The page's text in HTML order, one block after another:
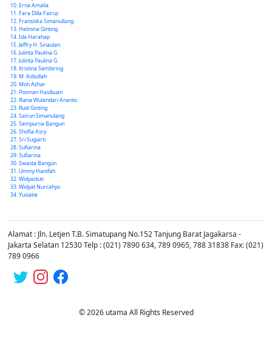
Erna Amalia
Fara Dilla Fairuz
Fransiska Simanullang
Helmina Ginting
Ida Harahap
Jeffry H. Sinaulan
Julinta Paulina G
Julinta Paulina G
Kristina Sembiring
M. Asbullah
Moh Azhar
Posman Hasibuan
Riana Wulandari Ananto
Rudi Ginting
Sairun Simanulang
Sempurna Bangun
Shofia Asry
Sri Sugiarti
Sufiarina
Sufiarina
Swasta Bangun
Ummy Hanifah
Widyastuti
Widyat Nurcahyo
Yusiatie
Alamat : Jln. Letjen T.B. Simatupang No.152 Tanjung Barat Jagakarsa -
Jakarta Selatan 12530 Telp : (021) 7890 634, 789 0965, 788 31838 Fax: (021)
789 0966
© 2026 utama All Rights Reserved